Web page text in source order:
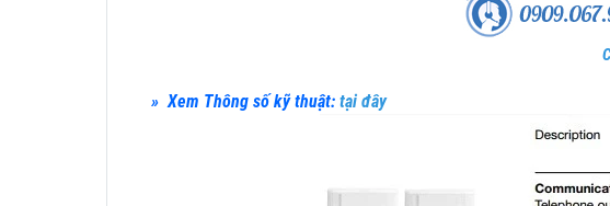
» Xem Thông số kỹ thuật: tại đây